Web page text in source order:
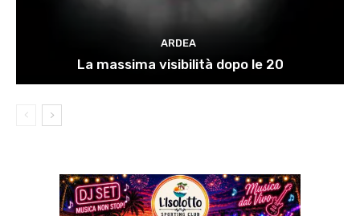
ARDEA
La massima visibilità dopo le 20